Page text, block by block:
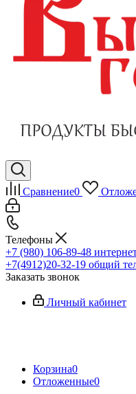
Сравнение0
Телефоны
+7 (980) 106-89-48
+7(4912)20-32-19 общий
Заказать звонок
Личный кабинет
Корзина0
Отложенные0